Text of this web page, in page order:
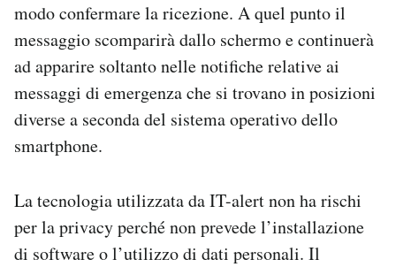
modo confermare la ricezione. A quel punto il
messaggio scomparirà dallo schermo e continuerà
ad apparire soltanto nelle notifiche relative ai
messaggi di emergenza che si trovano in posizioni
diverse a seconda del sistema operativo dello
smartphone.
La tecnologia utilizzata da IT-alert non ha rischi
per la privacy perché non prevede l’installazione
di software o l’utilizzo di dati personali. Il